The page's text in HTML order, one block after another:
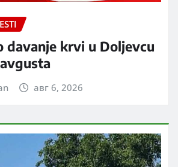
davanje krvi u Doljevcu
авг 6, 2026